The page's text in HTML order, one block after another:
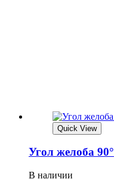
Quick View
Угол желоба 90°
В наличии